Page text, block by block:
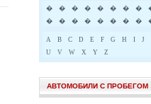
� � � � � � � �
�
� � � � � � �
A B C D E F G H I J
U
V W X Y Z
АВТОМОБИЛИ С ПРОБЕГОМ